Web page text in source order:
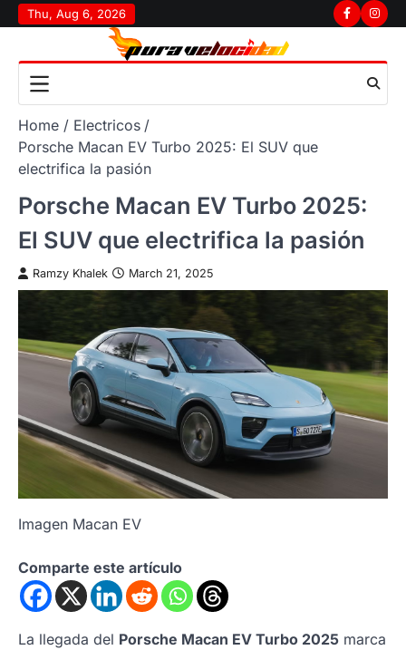
Skip
to
Thu, Aug 6, 2026 Facebook
Home
Electricos
Porsche Macan EV Turbo 2025: El SUV que
electrifica la pasión
Porsche Macan EV Turbo 2025:
El SUV que electrifica la pasión
Ramzy Khalek March 21, 2025
Imagen Macan EV
Comparte este artículo
La llegada del Porsche Macan EV Turbo 2025 marca